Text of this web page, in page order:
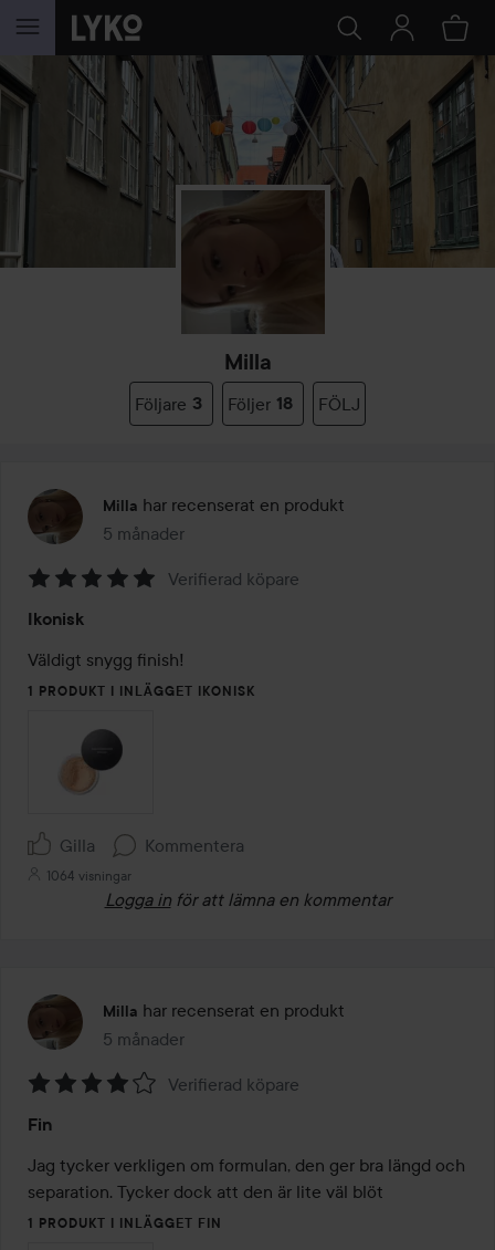
HOPPA TILL INNEHÅLLET
Milla
Följare 3 Följer 18 FÖLJ
Milla har recenserat en produkt
5 månader
Inlägget skapades 5 månader
5
av
5
Verifierad köpare
Ikonisk
Väldigt snygg finish!
1 PRODUKT I INLÄGGET IKONISK
Gilla Kommentera
1064 visningar
Logga in för att lämna en kommentar
Milla har recenserat en produkt
5 månader
Inlägget skapades 5 månader
4
av
5
Verifierad köpare
Fin
Jag tycker verkligen om formulan, den ger bra längd och
separation. Tycker dock att den är lite väl blöt
1 PRODUKT I INLÄGGET FIN